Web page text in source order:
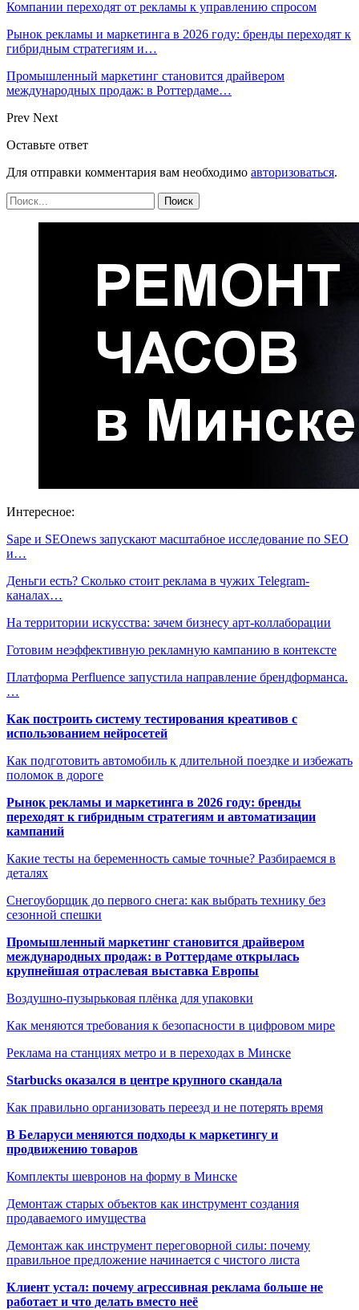
Компании переходят от рекламы к управлению спросом
Рынок рекламы и маркетинга в 2026 году: бренды переходят к
гибридным стратегиям и…
Промышленный маркетинг становится драйвером
международных продаж: в Роттердаме…
Prev Next
Оставьте ответ
Для отправки комментария вам необходимо авторизоваться.
Интересное:
Sape и SEOnews запускают масштабное исследование по SEO
и…
Деньги есть? Сколько стоит реклама в чужих Telegram-
каналах…
На территории искусства: зачем бизнесу арт-коллаборации
Готовим неэффективную рекламную кампанию в контексте
Платформа Perfluence запустила направление брендформанса.
…
Как построить систему тестирования креативов с
использованием нейросетей
Как подготовить автомобиль к длительной поездке и избежать
поломок в дороге
Рынок рекламы и маркетинга в 2026 году: бренды
переходят к гибридным стратегиям и автоматизации
кампаний
Какие тесты на беременность самые точные? Разбираемся в
деталях
Снегоуборщик до первого снега: как выбрать технику без
сезонной спешки
Промышленный маркетинг становится драйвером
международных продаж: в Роттердаме открылась
крупнейшая отраслевая выставка Европы
Воздушно-пузырьковая плёнка для упаковки
Как меняются требования к безопасности в цифровом мире
Реклама на станциях метро и в переходах в Минске
Starbucks оказался в центре крупного скандала
Как правильно организовать переезд и не потерять время
В Беларуси меняются подходы к маркетингу и
продвижению товаров
Комплекты шевронов на форму в Минске
Демонтаж старых объектов как инструмент создания
продаваемого имущества
Демонтаж как инструмент переговорной силы: почему
правильное предложение начинается с чистого листа
Клиент устал: почему агрессивная реклама больше не
работает и что делать вместо неё